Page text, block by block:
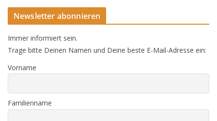
Newsletter abonnieren
Immer informiert sein.
Trage bitte Deinen Namen und Deine beste E-Mail-Adresse ein:
Vorname
Familienname